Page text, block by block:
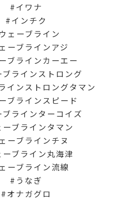
イワナ
インチク
ウェーブライン
ーブラインアジ
ブラインカーエー
ブラインストロング
インストロングタマン
ブラインスピード
ブラインターコイズ
ーブラインタマン
ーブラインチヌ
ーブライン丸海津
ーブライン流線
うなぎ
オナガグロ